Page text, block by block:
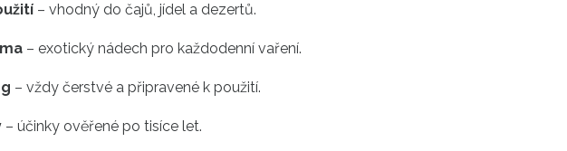
– vhodný do čajů, jídel a dezertů.
– exotický nádech pro každodenní vaření.
– vždy čerstvé a připravené k použití.
– účinky ověřené po tisíce let.